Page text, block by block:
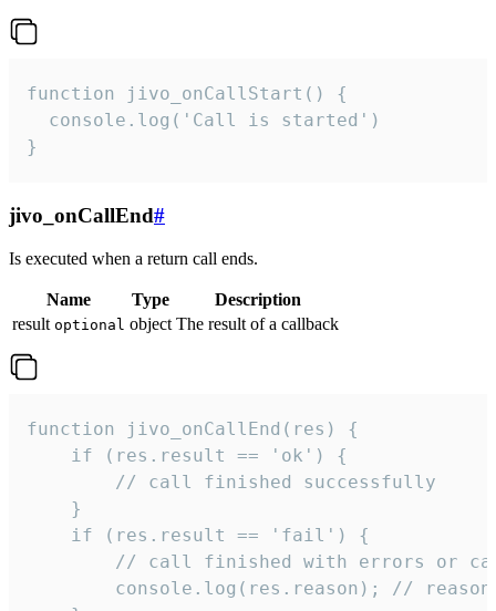
function jivo_onCallStart() {
  console.log('Call is started')
}
jivo_onCallEnd#
Is executed when a return call ends.
Name Type
Description
result optional object The result of a callback
function jivo_onCallEnd(res) {
    if (res.result == 'ok') {
        // call finished successfully
    }
    if (res.result == 'fail') {
// call finished with errors or
console.log(res.reason); //